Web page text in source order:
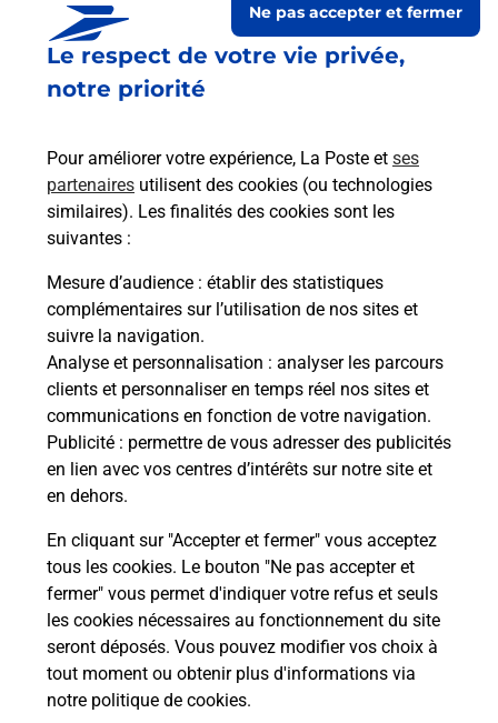
Le respect de votre vie privée,
notre priorité
Pour améliorer votre expérience, La Poste et ses
partenaires utilisent des cookies (ou technologies
similaires). Les finalités des cookies sont les
suivantes :
Mesure d’audience : établir des statistiques
complémentaires sur l’utilisation de nos sites et
suivre la navigation.
Analyse et personnalisation : analyser les parcours
clients et personnaliser en temps réel nos sites et
communications en fonction de votre navigation.
Publicité : permettre de vous adresser des publicités
en lien avec vos centres d’intérêts sur notre site et
en dehors.
En cliquant sur "Accepter et fermer" vous acceptez
tous les cookies. Le bouton "Ne pas accepter et
fermer" vous permet d'indiquer votre refus et seuls
les cookies nécessaires au fonctionnement du site
seront déposés. Vous pouvez modifier vos choix à
tout moment ou obtenir plus d'informations via
notre politique de cookies.
Ne pas accepter et fermer
Est-il possible d’acheter un
emballage directement depuis un
Comment demander une
modification de livraison ?
Comment La Poste participe-t-elle
à votre sécurité au quotidien ?
Puis-je passer mon code de la route
avec La Poste et sous quelles
conditions ?
Localiser Liste Haute-Corse PRUNELLI DI CASACCONI